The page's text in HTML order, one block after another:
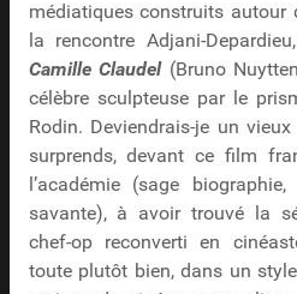
médiatiques construits autour
la rencontre Adjani-
Camille Claudel(Bruno
célèbre sculpteuse par le
Rodin. Deviendrais-je un
surprends, devant ce film
l’académie (sage
savante), à avoir trouvé la
chef-op reconverti en
toute plutôt bien, dans un